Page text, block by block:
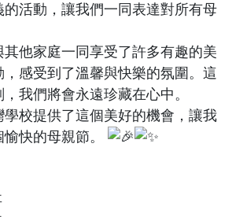
活動，讓我們一同表達對所有母
他家庭一同享受了許多有趣的美
感受到了溫馨與快樂的氛圍。這
我們將會永遠珍藏在心中。
學校提供了這個美好的機會，讓我
快的母親節。